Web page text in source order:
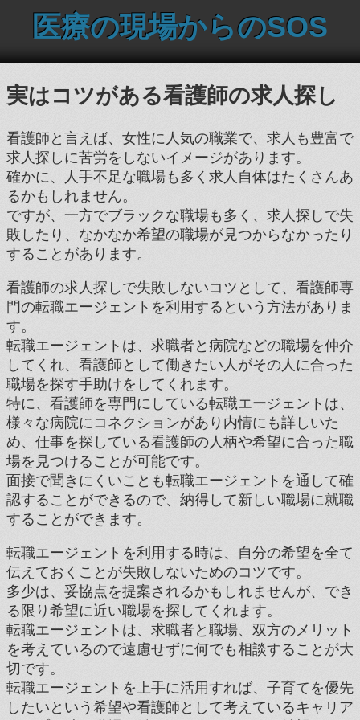
医療の現場からのSOS
実はコツがある看護師の求人探し
看護師と言えば、女性に人気の職業で、求人も豊富で
求人探しに苦労をしないイメージがあります。
確かに、人手不足な職場も多く求人自体はたくさんあ
るかもしれません。
ですが、一方でブラックな職場も多く、求人探しで失
敗したり、なかなか希望の職場が見つからなかったり
することがあります。
看護師の求人探しで失敗しないコツとして、看護師専
門の転職エージェントを利用するという方法がありま
す。
転職エージェントは、求職者と病院などの職場を仲介
してくれ、看護師として働きたい人がその人に合った
職場を探す手助けをしてくれます。
特に、看護師を専門にしている転職エージェントは、
様々な病院にコネクションがあり内情にも詳しいた
め、仕事を探している看護師の人柄や希望に合った職
場を見つけることが可能です。
面接で聞きにくいことも転職エージェントを通して確
認することができるので、納得して新しい職場に就職
することができます。
転職エージェントを利用する時は、自分の希望を全て
伝えておくことが失敗しないためのコツです。
多少は、妥協点を提案されるかもしれませんが、でき
る限り希望に近い職場を探してくれます。
転職エージェントは、求職者と職場、双方のメリット
を考えているので遠慮せずに何でも相談することが大
切です。
転職エージェントを上手に活用すれば、子育てを優先
したいという希望や看護師として考えているキャリア